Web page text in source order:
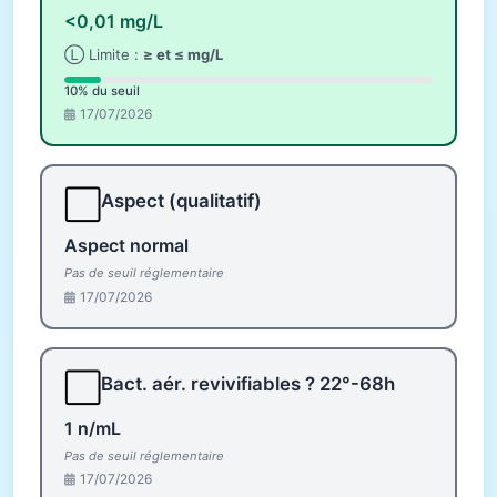
<0,01 mg/L
Ⓛ Limite : ≥ et ≤ mg/L
10% du seuil
17/07/2026
Aspect (qualitatif)
Aspect normal
Pas de seuil réglementaire
17/07/2026
Bact. aér. revivifiables ? 22°-68h
1 n/mL
Pas de seuil réglementaire
17/07/2026